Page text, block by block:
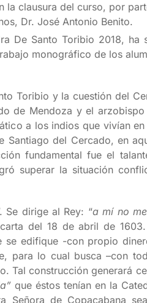
la clausura del curso, por
Dr. José Antonio Benito.
De Santo Toribio 2018, ha
monográfico de los
Toribio y la cuestión del
de Mendoza y el
a los indios que vivían
Santiago del Cercado, en
fundamental fue el
superar la situación
Se dirige al Rey: “a mí no
del 18 de abril de 1603.
se edifique -con propio
para lo cual busca –con
Tal construcción generará
que éstos tenían en la
Señora de Copacabana